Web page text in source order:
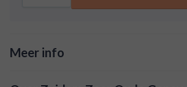
zoete jenever met tonen van toffee,
Meer info